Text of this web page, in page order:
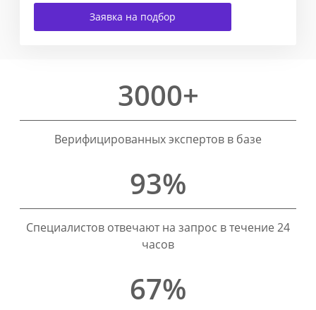
Заявка на подбор
3000+
Верифицированных экспертов в базе
93%
Специалистов отвечают на запрос в течение 24
часов
67%